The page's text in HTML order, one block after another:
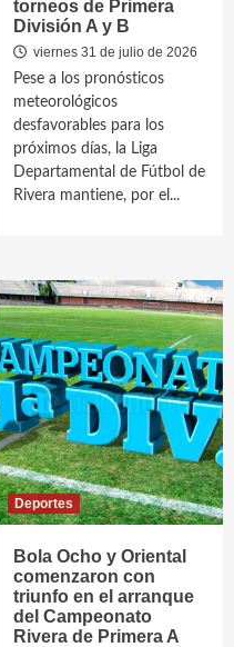
torneos de Primera
División A y B
viernes 31 de julio de 2026
Pese a los pronósticos
meteorológicos
desfavorables para los
próximos días, la Liga
Departamental de Fútbol de
Rivera mantiene, por el...
Deportes
Bola Ocho y Oriental
comenzaron con
triunfo en el arranque
del Campeonato
Rivera de Primera A